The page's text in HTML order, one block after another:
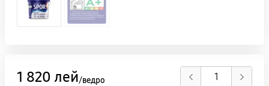
1 820 лей/ведро